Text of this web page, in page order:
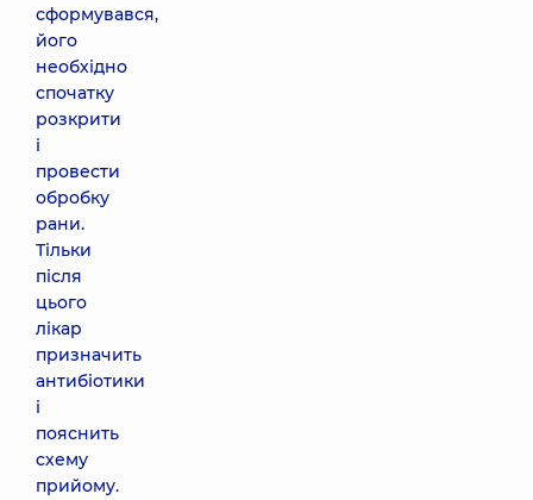
сформувався,
його
необхідно
спочатку
розкрити
і
провести
обробку
рани.
Тільки
після
цього
лікар
призначить
антибіотики
і
пояснить
схему
прийому.